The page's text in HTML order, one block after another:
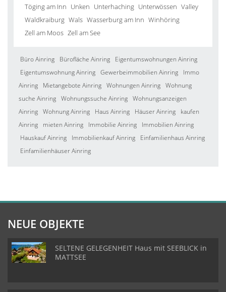
Töging am Inn Unken Unterhaching Unterwössen Valley
Waldkraiburg Wals Wasserburg am Inn Winhöring
Zell am Moos Zell am See
Büro Ainring Bürofläche Ainring
Eigentumswohnungen Ainring
Eigentumswohnung Ainring Gewerbeimmobilien Ainring
Immo
Ainring
Mietangebote Ainring Wohnungen Ainring Wohnung
suche Ainring Wohnungssuche Ainring Wohnungsanzeigen
Ainring Wohnung Ainring Haus Ainring Häuser Ainring
kaufen
Ainring
mieten Ainring Immobilie Ainring
Immobilien Ainring
Hauskauf Ainring
Immobilienkauf Ainring
Einfamilienhaus Ainring
Einfamilienhäuser Ainring
NEUE OBJEKTE
SELTENE GELEGENHEIT Haus mit SEEBLICK in
MATTSEE